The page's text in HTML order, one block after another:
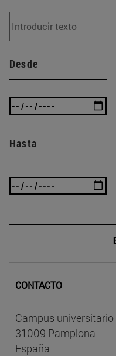
Desde
Hasta
CONTACTO
Campus
31009 Pamplona
España